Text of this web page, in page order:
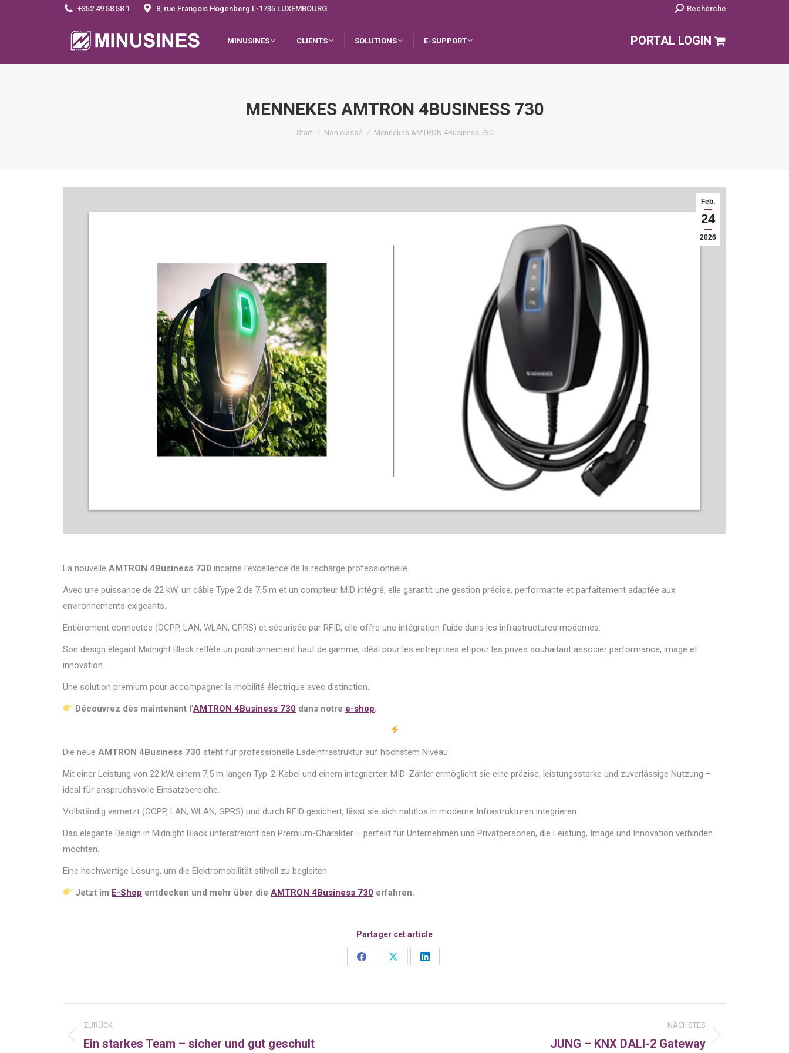
+352 49 58 58 1 8, rue François Hogenberg L-1735 LUXEMBOURG Search:Recherche
MINUSINES CLIENTS SOLUTIONS E-SUPPORT PORTAL LOGIN
MENNEKES AMTRON 4BUSINESS 730
Sie befinden sich hier:
Start Non classé Mennekes AMTRON 4Business 730
Feb.
24
2026
La nouvelle AMTRON 4Business 730 incarne l’excellence de la recharge professionnelle.
Avec une puissance de 22 kW, un câble Type 2 de 7,5 m et un compteur MID intégré, elle garantit une gestion précise, performante et parfaitement adaptée aux
environnements exigeants.
Entièrement connectée (OCPP, LAN, WLAN, GPRS) et sécurisée par RFID, elle offre une intégration fluide dans les infrastructures modernes.
Son design élégant Midnight Black reflète un positionnement haut de gamme, idéal pour les entreprises et pour les privés souhaitant associer performance, image et
innovation.
Une solution premium pour accompagner la mobilité électrique avec distinction.
Découvrez dès maintenant l’AMTRON 4Business 730 dans notre e-shop.
Die neue AMTRON 4Business 730 steht für professionelle Ladeinfrastruktur auf höchstem Niveau.
Mit einer Leistung von 22 kW, einem 7,5 m langen Typ-2-Kabel und einem integrierten MID-Zähler ermöglicht sie eine präzise, leistungsstarke und zuverlässige Nutzung –
ideal für anspruchsvolle Einsatzbereiche.
Vollständig vernetzt (OCPP, LAN, WLAN, GPRS) und durch RFID gesichert, lässt sie sich nahtlos in moderne Infrastrukturen integrieren.
Das elegante Design in Midnight Black unterstreicht den Premium-Charakter – perfekt für Unternehmen und Privatpersonen, die Leistung, Image und Innovation verbinden
möchten.
Eine hochwertige Lösung, um die Elektromobilität stilvoll zu begleiten.
Jetzt im E-Shop entdecken und mehr über dieAMTRON 4Business 730 erfahren.
Partager cet article
Share
Share
Share
Kommentarnavigation
ZURÜCK
Vorheriger
Ein starkes Team – sicher und gut geschult
NÄCHSTES
JUNG – KNX DALI-2 Gateway